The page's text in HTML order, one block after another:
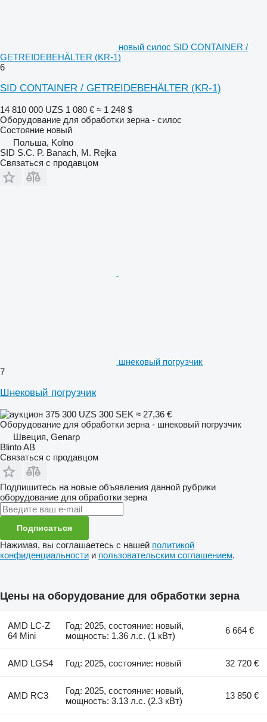
новый силос SID CONTAINER /
GETREIDEBEHÄLTER (KR-1)
6
SID CONTAINER / GETREIDEBEHÄLTER (KR-1)
14 810 000 UZS 1 080 € ≈ 1 248 $
Оборудование для обработки зерна - силос
Состояние новый
Польша, Kolno
SID S.C. P. Banach, M. Rejka
Связаться с продавцом
шнековый погрузчик
7
Шнековый погрузчик
375 300 UZS 300 SEK ≈ 27,36 €
Оборудование для обработки зерна - шнековый погрузчик
Швеция, Genarp
Blinto AB
Связаться с продавцом
Подпишитесь на новые объявления данной рубрики
оборудование для обработки зерна
Подписаться
Нажимая, вы соглашаетесь с нашей политикой
конфиденциальности и пользовательским соглашением.
Цены на оборудование для обработки зерна
AMD LC-Z
64 Mini
Год: 2025, состояние: новый,
мощность: 1.36 л.с. (1 кВт)
6 664 €
AMD LGS4 Год: 2025, состояние: новый 32 720 €
AMD RC3
Год: 2025, состояние: новый,
мощность: 3.13 л.с. (2.3 кВт)
13 850 €